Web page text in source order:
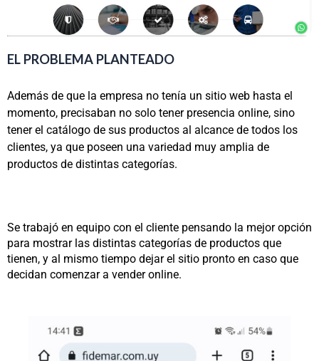
EL PROBLEMA PLANTEADO
Además de que la empresa no tenía un sitio web hasta el
momento, precisaban no solo tener presencia online, sino
tener el catálogo de sus productos al alcance de todos los
clientes, ya que poseen una variedad muy amplia de
productos de distintas categorías.
Se trabajó en equipo con el cliente pensando la mejor opción
para mostrar las distintas categorías de productos que
tienen, y al mismo tiempo dejar el sitio pronto en caso que
decidan comenzar a vender online.